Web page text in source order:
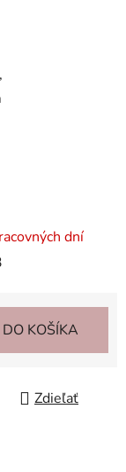
dní
DO KOŠÍKA
Zdieľať